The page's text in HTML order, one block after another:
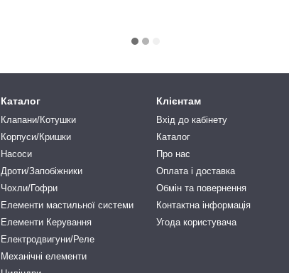
Каталог
Клапани/Котушки
Корпуси/Кришки
Насоси
Дроти/Запобіжники
Чохли/Гофри
Елементи мастильної системи
Елементи Керування
Електродвигуни/Реле
Механічні елементи
Клієнтам
Вхід до кабінету
Каталог
Про нас
Оплата і доставка
Обмін та повернення
Контактна інформація
Угода користувача